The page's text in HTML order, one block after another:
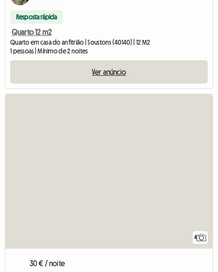
Resposta rápida
Quarto 12 m2
Quarto em casa do anfitrião | Soustons (40140) | 12 M2
1 pessoas | Mínimo de 2 noites
Ver anúncio
4
30 € / noite